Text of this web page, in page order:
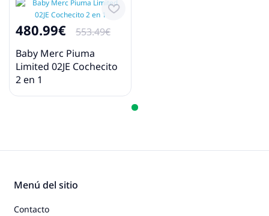
480.99€
553.49€
Baby Merc Piuma
Limited 02JE Cochecito
2 en 1
Menú del sitio
Contacto